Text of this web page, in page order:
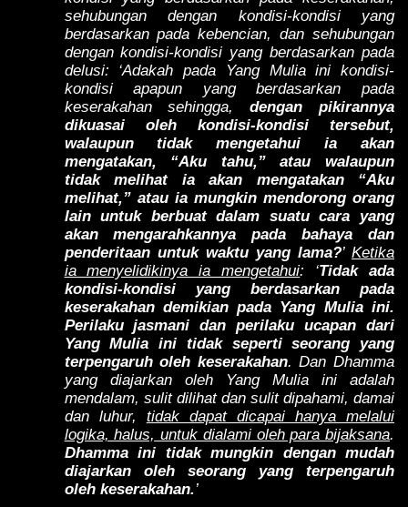
sehubungan dengan kondisi-kondisi yang
berdasarkan pada kebencian, dan sehubungan
dengan kondisi-kondisi yang berdasarkan pada
delusi: ‘Adakah pada Yang Mulia ini kondisi-
kondisi apapun yang berdasarkan pada
keserakahan sehingga,dengan pikirannya
dikuasai oleh kondisi-kondisi tersebut,
walaupun tidak mengetahui ia akan
mengatakan, “Aku tahu,” atau walaupun
tidak melihat ia akan mengatakan “Aku
melihat,” atau ia mungkin mendorong orang
lain untuk berbuat dalam suatu cara yang
akan mengarahkannya pada bahaya dan
penderitaan untuk waktu yang lama?’Ketika
ia menyelidikinya ia mengetahui: ‘Tidak ada
kondisi-kondisi yang berdasarkan pada
keserakahan demikian pada Yang Mulia ini.
Perilaku jasmani dan perilaku ucapan dari
Yang Mulia ini tidak seperti seorang yang
terpengaruh oleh keserakahan. Dan Dhamma
yang diajarkan oleh Yang Mulia ini adalah
mendalam, sulit dilihat dan sulit dipahami, damai
dan luhur, tidak dapat dicapai hanya melalui
logika, halus, untuk dialami oleh para bijaksana.
Dhamma ini tidak mungkin dengan mudah
diajarkan oleh seorang yang terpengaruh
oleh keserakahan.’